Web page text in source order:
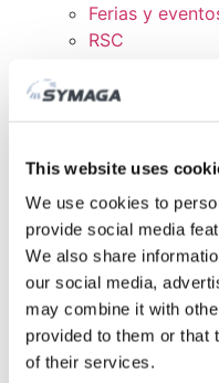
This website uses
We use cookies to
provide social media
We also share
our social media,
may combine it with
provided to them or that
of their services.
Ferias y
RSC
Certificados y